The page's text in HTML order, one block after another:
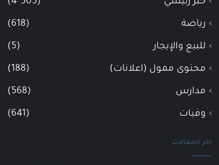
رياضة (618)
للبيع والإيجار (5)
محتوى ممول (اعلانات) (188)
مدارس (568)
وفيات (641)
اخر المقالات